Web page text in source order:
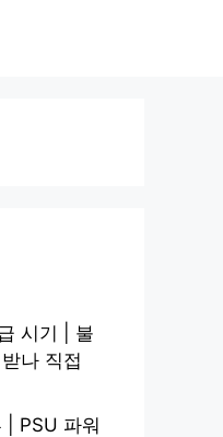
시기 | 불
나 직접
| PSU 파워